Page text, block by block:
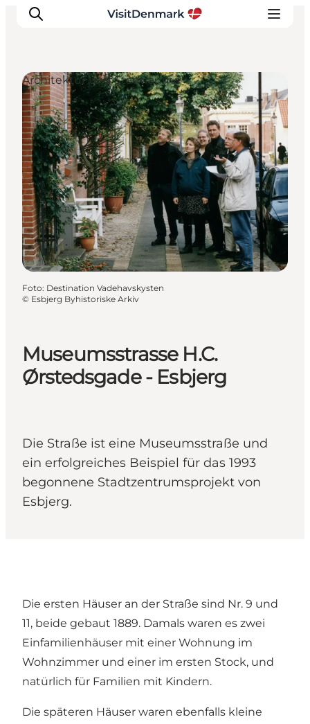
Inspiration
Regionen
Erlebnisse
Unterkünfte
Reiseplanung
Museumsstrasse H.C.
Ørstedsgade - Esbjerg
Die Straße ist eine Museumsstraße und
ein erfolgreiches Beispiel für das 1993
begonnene Stadtzentrumsprojekt von
Esbjerg.
Architektur und Stadträume
Foto: Destination Vadehavskysten
© Esbjerg Byhistoriske Arkiv
Die ersten Häuser an der Straße sind Nr. 9 und
11, beide gebaut 1889. Damals waren es zwei
Einfamilienhäuser mit einer Wohnung im
Wohnzimmer und einer im ersten Stock, und
natürlich für Familien mit Kindern.
Die späteren Häuser waren ebenfalls kleine